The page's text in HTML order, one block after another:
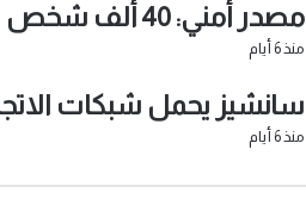
مصدر أمني: 40 ألف شخص اقتحموا سبتة
منذ 6 أيام
سانشيز يحمل شبكات
منذ 6 أيام